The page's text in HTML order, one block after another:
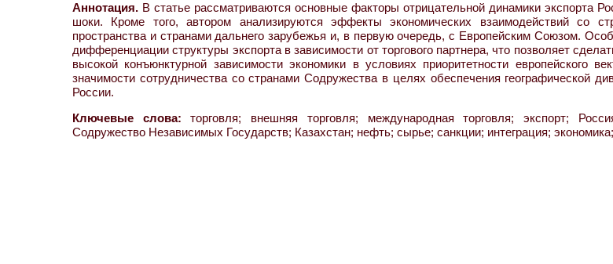
Аннотация. В статье рассматриваются основные факторы отрицательной динамики экспорта
шоки. Кроме того, автором анализируются эффекты экономических взаимодействий со
пространства и странами дальнего зарубежья и, в первую очередь, с Европейским Союзом.
дифференциации структуры экспорта в зависимости от торгового партнера, что позволяет
высокой конъюнктурной зависимости экономики в условиях приоритетности европейского
значимости сотрудничества со странами Содружества в целях обеспечения географической
России.
Ключевые слова: торговля; внешняя торговля; международная торговля; экспорт;
Содружество Независимых Государств; Казахстан; нефть; сырье; санкции; интеграция;